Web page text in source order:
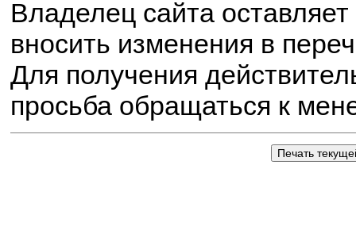
Владелец сайта
вносить изменения в
Для получения
просьба обращаться к